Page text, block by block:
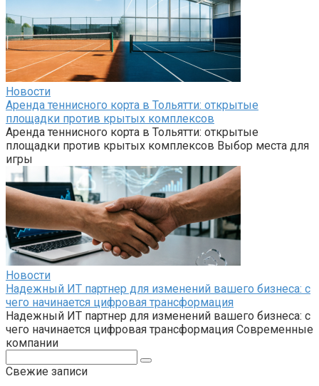
Новости
Аренда теннисного корта в Тольятти: открытые
площадки против крытых комплексов
Аренда теннисного корта в Тольятти: открытые
площадки против крытых комплексов Выбор места для
игры
Новости
Надежный ИТ партнер для изменений вашего бизнеса: с
чего начинается цифровая трансформация
Надежный ИТ партнер для изменений вашего бизнеса: с
чего начинается цифровая трансформация Современные
компании
Свежие записи